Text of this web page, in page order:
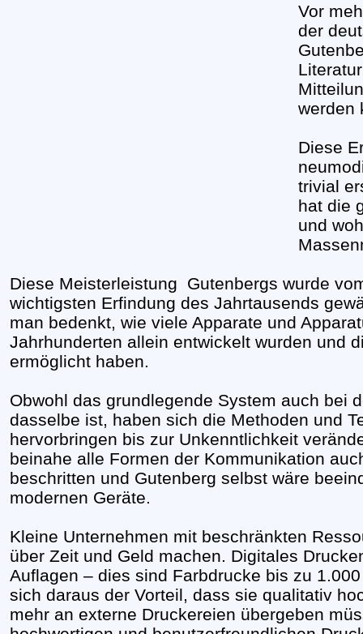
Vor
der
werden
Diese
trivial
hat die
und
Diese Meisterleistung Gutenbergs wurde
wichtigsten Erfindung des Jahrtausends
man bedenkt, wie viele Apparate und
Jahrhunderten allein entwickelt wurden und
ermöglicht haben.
Obwohl das grundlegende System auch bei
dasselbe ist, haben sich die Methoden und
hervorbringen bis zur Unkenntlichkeit
beinahe alle Formen der Kommunikation
beschritten und Gutenberg selbst wäre
modernen Geräte.
Kleine Unternehmen mit beschränkten
über Zeit und Geld machen. Digitales
Auflagen – dies sind Farbdrucke bis zu
sich daraus der Vorteil, dass sie qualitativ
mehr an externe Druckereien übergeben